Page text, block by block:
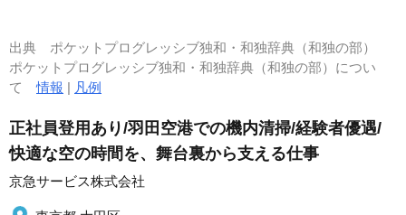
出典 ポケットプログレッシブ独和・和独辞典（和独の部）
ポケットプログレッシブ独和・和独辞典（和独の部）につい
て情報 | 凡例
正社員登用あり/羽田空港での機内清掃/経験者優遇/
快適な空の時間を、舞台裏から支える仕事
京急サービス株式会社